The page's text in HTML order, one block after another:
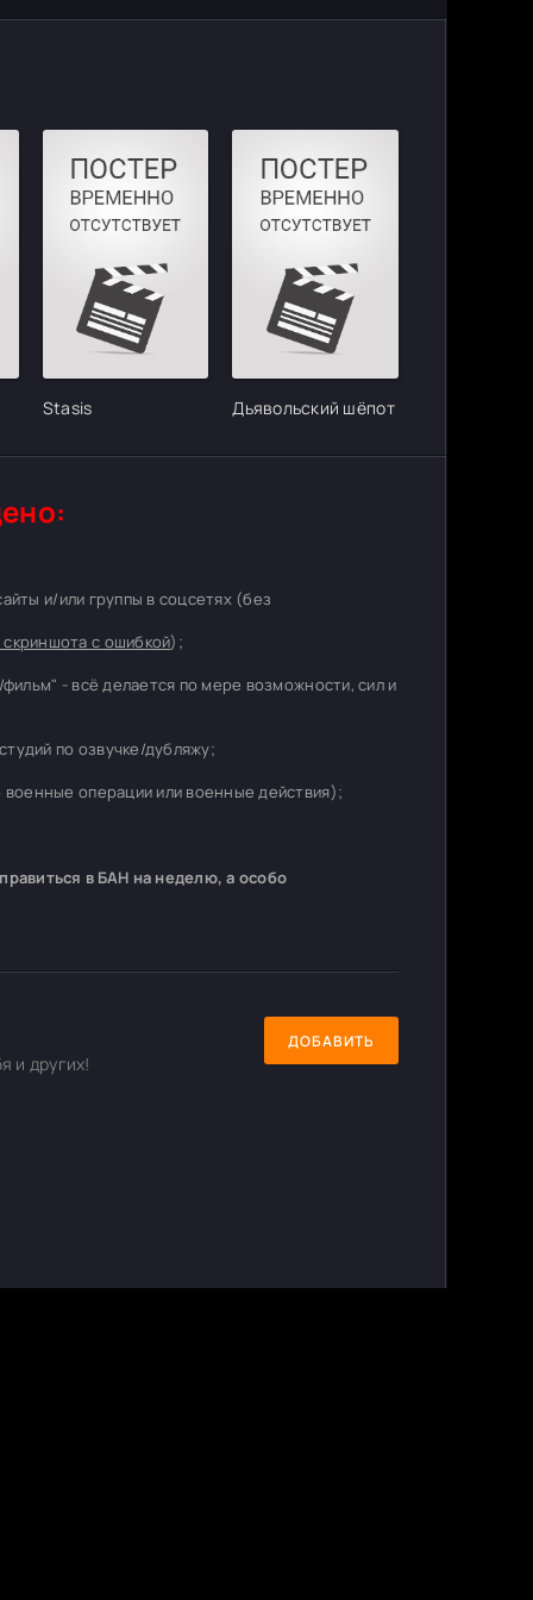
Stasis Дьявольский шёпот
и/или группы в соцсетях (без
с ошибкой);
- всё делается по мере возможности, сил и
по озвучке/дубляжу;
военные операции или военные действия);
в БАН на неделю, а особо
и других!
ДОБАВИТЬ